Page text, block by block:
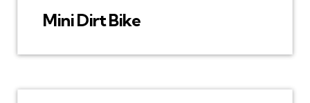
Mini Dirt Bike